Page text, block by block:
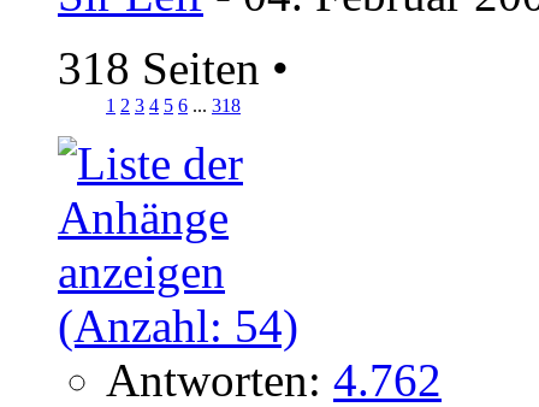
318 Seiten •
1 2 3 4 5 6 ... 318
Antworten: 4.762